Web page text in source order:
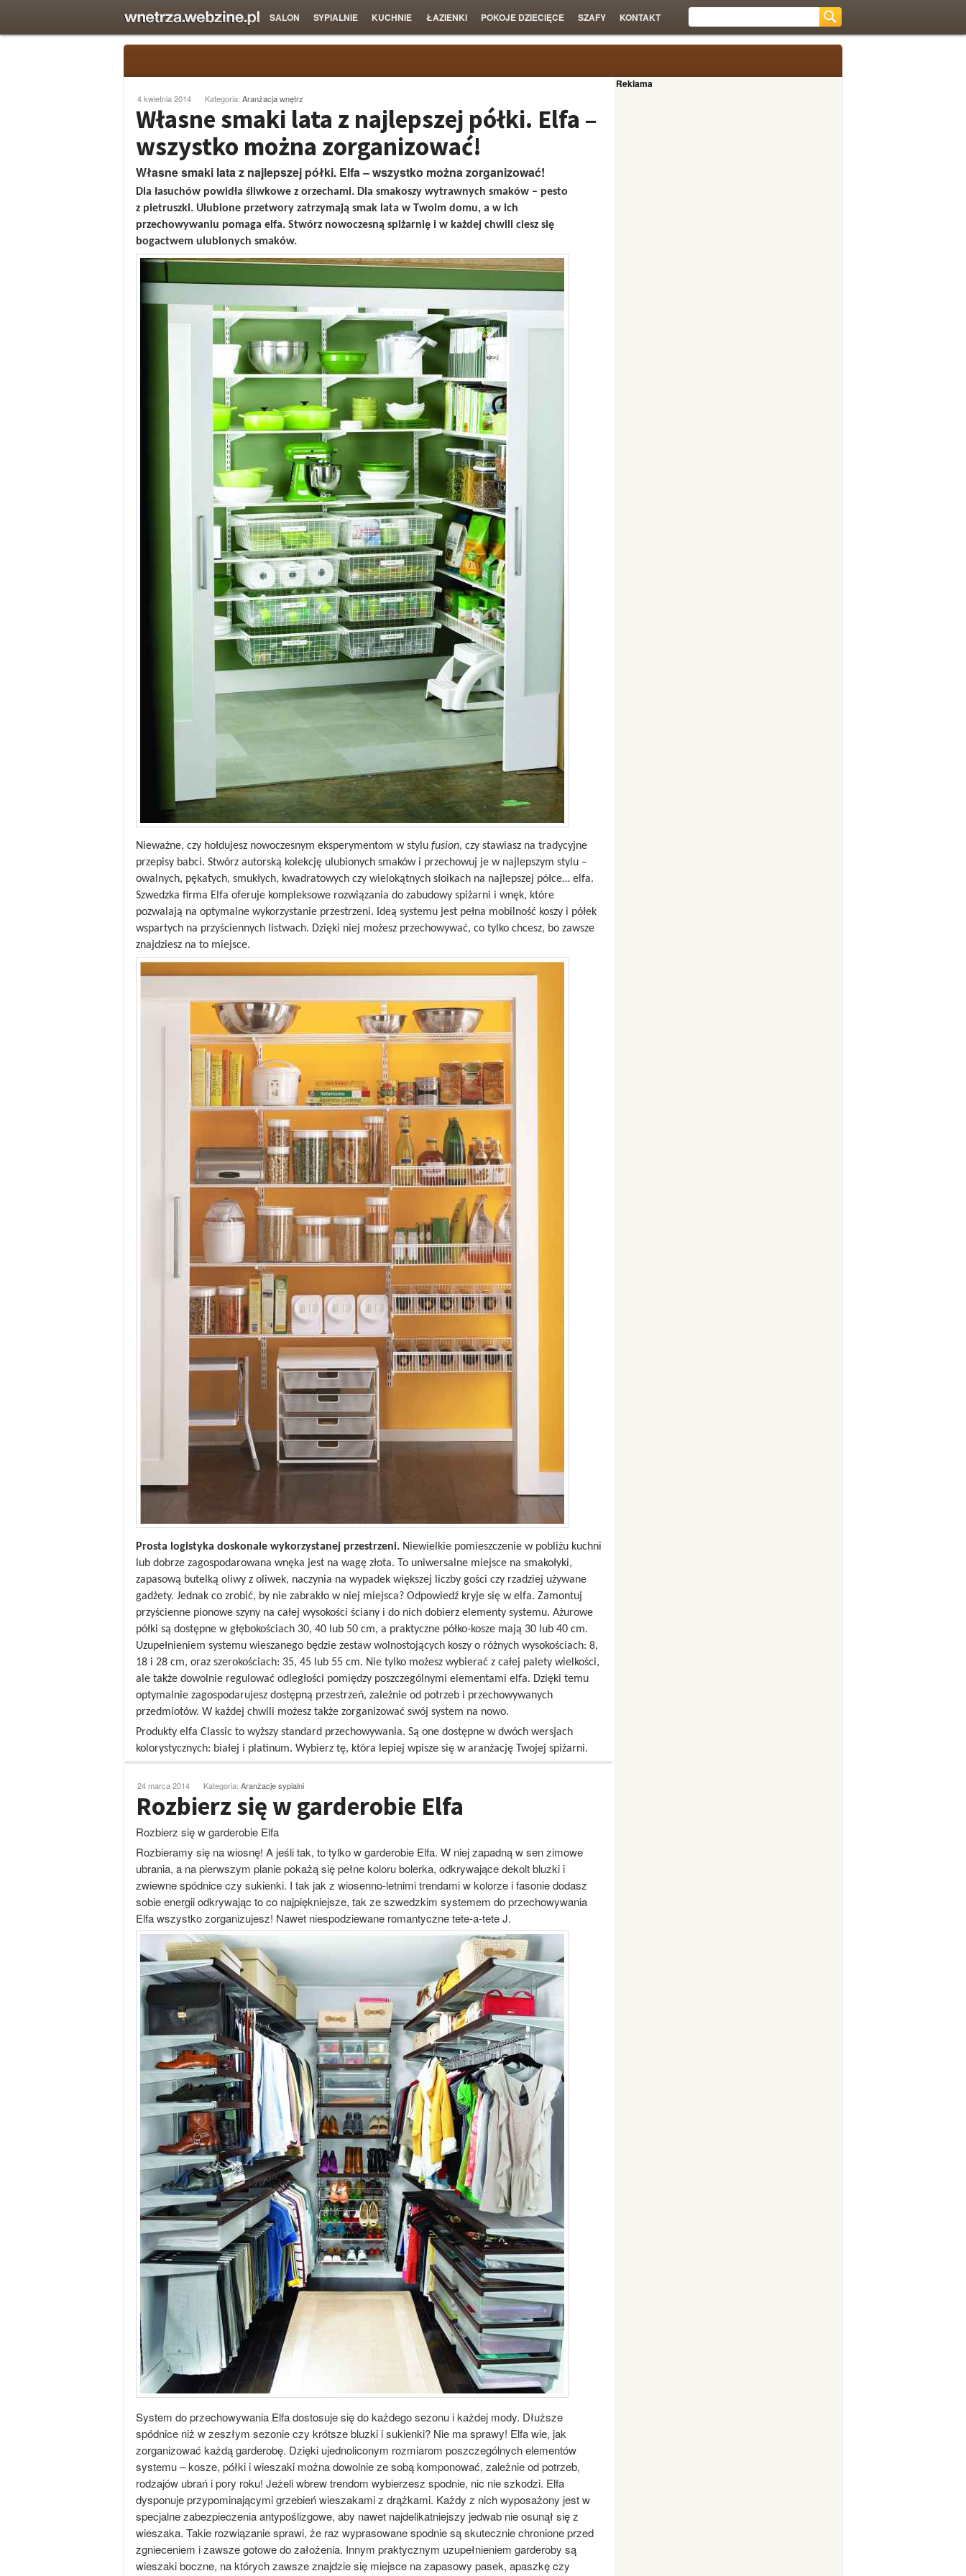
SALON SYPIALNIE KUCHNIE ŁAZIENKI POKOJE DZIECIĘCE SZAFY KONTAKT
4 kwietnia 2014 Kategoria: Aranżacja wnętrz
Własne smaki lata z najlepszej półki. Elfa –
wszystko można zorganizować!
Własne smaki lata z najlepszej półki. Elfa – wszystko można zorganizować!
Dla łasuchów powidła śliwkowe z orzechami. D la smakoszy wytrawnych smaków – pesto
z pietruszki. Ulubione przetwory zatrzymają smak lata w Twoim domu, a w ich
przechowywaniu pomaga elfa. Stwórz nowoczesną spiżarnię i w każdej chwili ciesz się
bogactwem ulubionych smaków.
Nieważne, czy hołdujesz nowoczesnym eksperymentom w stylu fusion, czy stawiasz na tradycyjne
przepisy babci. Stwórz autorską kolekcję ulubionych smaków i przechowuj je w najlepszym stylu –
owalnych, pękatych, smukłych, kwadratowych czy wielokątnych słoikach na najlepszej półce… elfa.
Szwedzka firma Elfa oferuje kompleksowe rozwiązania do zabudowy spiżarni i wnęk, które
pozwalają na optymalne wykorzystanie przestrzeni. Ideą systemu jest pełna mobilność koszy i półek
wspartych na przyściennych listwach. Dzięki niej możesz przechowywać, co tylko chcesz, bo zawsze
znajdziesz na to miejsce.
Prosta logistyka doskonale wykorzystanej przestrzeni. Niewielkie pomieszczenie w pobliżu kuchni
lub dobrze zagospodarowana wnęka jest na wagę złota. To uniwersalne miejsce na smakołyki,
zapasową butelką oliwy z oliwek, naczynia na wypadek większej liczby gości czy rzadziej używane
gadżety. Jednak co zrobić, by nie zabrakło w niej miejsca? Odpowiedź kryje się w elfa. Zamontuj
przyścienne pionowe szyny na całej wysokości ściany i do nich dobierz elementy systemu. Ażurowe
półki są dostępne w głębokościach 30, 40 lub 50 cm, a praktyczne półko-kosze mają 30 lub 40 cm.
Uzupełnieniem systemu wieszanego będzie zestaw wolnostojących koszy o różnych wysokościach: 8,
18 i 28 cm, oraz szerokościach: 35, 45 lub 55 cm. Nie tylko możesz wybierać z całej palety wielkości,
ale także dowolnie regulować odległości pomiędzy poszczególnymi elementami elfa. Dzięki temu
optymalnie zagospodarujesz dostępną przestrzeń, zależnie od potrzeb i przechowywanych
przedmiotów. W każdej chwili możesz także zorganizować swój system na nowo.
Produkty elfa Classic to wyższy standard przechowywania. Są one dostępne w dwóch wersjach
kolorystycznych: białej i platinum. Wybierz tę, która lepiej wpisze się w aranżację Twojej spiżarni.
24 marca 2014 Kategoria: Aranżacje sypialni
Rozbierz się w garderobie Elfa
Rozbierz się w garderobie Elfa
Rozbieramy się na wiosnę! A jeśli tak, to tylko w garderobie Elfa. W niej zapadną w sen zimowe
ubrania, a na pierwszym planie pokażą się pełne koloru bolerka, odkrywające dekolt bluzki i
zwiewne spódnice czy sukienki. I tak jak z wiosenno-letnimi trendami w kolorze i fasonie dodasz
sobie energii odkrywając to co najpiękniejsze, tak ze szwedzkim systemem do przechowywania
Elfa wszystko zorganizujesz! Nawet niespodziewane romantyczne tete-a-tete J.
System do przechowywania Elfa dostosuje się do każdego sezonu i każdej mody. Dłuższe
spódnice niż w zeszłym sezonie czy krótsze bluzki i sukienki? Nie ma sprawy! Elfa wie, jak
zorganizować każdą garderobę. Dzięki ujednoliconym rozmiarom poszczególnych elementów
systemu – kosze, półki i wieszaki można dowolnie ze sobą komponować, zależnie od potrzeb,
rodzajów ubrań i pory roku! Jeżeli wbrew trendom wybierzesz spodnie, nic nie szkodzi. Elfa
dysponuje przypominającymi grzebień wieszakami z drążkami. Każdy z nich wyposażony jest w
specjalne zabezpieczenia antypoślizgowe, aby nawet najdelikatniejszy jedwab nie osunął się z
wieszaka. Takie rozwiązanie sprawi, że raz wyprasowane spodnie są skutecznie chronione przed
zgnieceniem i zawsze gotowe do założenia. Innym praktycznym uzupełnieniem garderoby są
wieszaki boczne, na których zawsze znajdzie się miejsce na zapasowy pasek, apaszkę czy
Reklama